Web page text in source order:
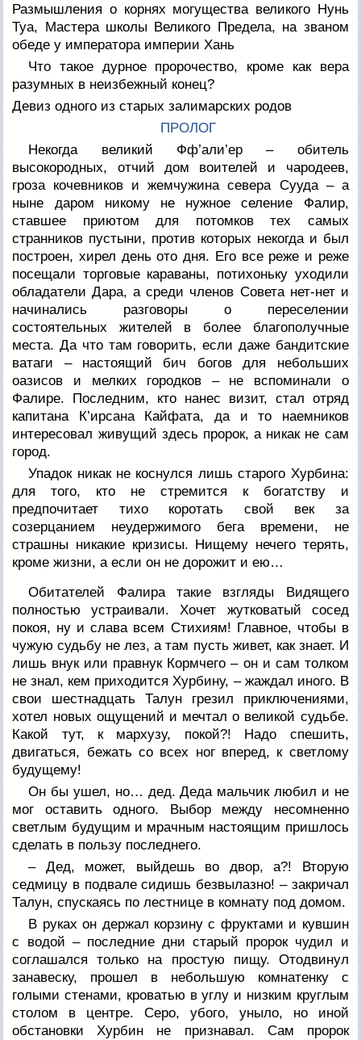
Размышления о корнях могущества великого Нунь
Туа, Мастера школы Великого Предела, на званом
обеде у императора империи Хань
Что такое дурное пророчество, кроме как вера
разумных в неизбежный конец?
Девиз одного из старых залимарских родов
ПРОЛОГ
Некогда великий Фф’али’ер – обитель
высокородных, отчий дом воителей и чародеев,
гроза кочевников и жемчужина севера Сууда – а
ныне даром никому не нужное селение Фалир,
ставшее приютом для потомков тех самых
странников пустыни, против которых некогда и был
построен, хирел день ото дня. Его все реже и реже
посещали торговые караваны, потихоньку уходили
обладатели Дара, а среди членов Совета нет-нет и
начинались разговоры о переселении
состоятельных жителей в более благополучные
места. Да что там говорить, если даже бандитские
ватаги – настоящий бич богов для небольших
оазисов и мелких городков – не вспоминали о
Фалире. Последним, кто нанес визит, стал отряд
капитана К’ирсана Кайфата, да и то наемников
интересовал живущий здесь пророк, а никак не сам
город.
Упадок никак не коснулся лишь старого Хурбина:
для того, кто не стремится к богатству и
предпочитает тихо коротать свой век за
созерцанием неудержимого бега времени, не
страшны никакие кризисы. Нищему нечего терять,
кроме жизни, а если он не дорожит и ею…
Обитателей Фалира такие взгляды Видящего
полностью устраивали. Хочет жутковатый сосед
покоя, ну и слава всем Стихиям! Главное, чтобы в
чужую судьбу не лез, а там пусть живет, как знает. И
лишь внук или правнук Кормчего – он и сам толком
не знал, кем приходится Хурбину, – жаждал иного. В
свои шестнадцать Талун грезил приключениями,
хотел новых ощущений и мечтал о великой судьбе.
Какой тут, к мархузу, покой?! Надо спешить,
двигаться, бежать со всех ног вперед, к светлому
будущему!
Он бы ушел, но… дед. Деда мальчик любил и не
мог оставить одного. Выбор между несомненно
светлым будущим и мрачным настоящим пришлось
сделать в пользу последнего.
– Дед, может, выйдешь во двор, а?! Вторую
седмицу в подвале сидишь безвылазно! – закричал
Талун, спускаясь по лестнице в комнату под домом.
В руках он держал корзину с фруктами и кувшин
с водой – последние дни старый пророк чудил и
соглашался только на простую пищу. Отодвинул
занавеску, прошел в небольшую комнатенку с
голыми стенами, кроватью в углу и низким круглым
столом в центре. Серо, убого, уныло, но иной
обстановки Хурбин не признавал. Сам пророк